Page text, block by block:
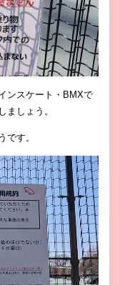
ンスケート・BMXで
ましょう。
です。